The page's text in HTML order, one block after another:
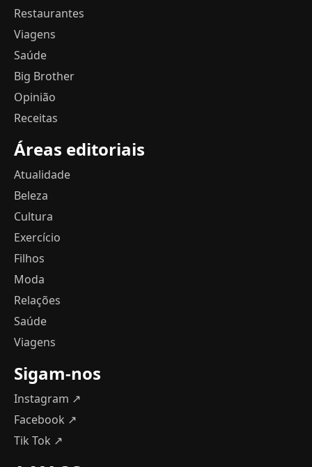
Restaurantes
Viagens
Saúde
Big Brother
Opinião
Receitas
Áreas editoriais
Atualidade
Beleza
Cultura
Exercício
Filhos
Moda
Relações
Saúde
Viagens
Sigam-nos
Instagram ↗
Facebook ↗
Tik Tok ↗